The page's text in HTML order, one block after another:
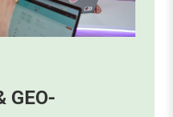
GEO-